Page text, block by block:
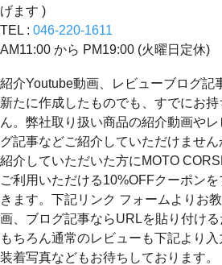
げます )
TEL : 046-220-1611
AM11:00 から PM19:00 (火曜日定休)
紹介Youtube動画、レビューブログ記
新たに作成したものでも、すでにお
ん。弊社取り扱い商品の紹介動画や
グ記事などご紹介していただけません
紹介していただいた方にMOTO
ご利用いただける10%OFFクーポン
きます。下記リンク フォームよりお
画、ブログ記事ならURLを貼り付ける
もちろん通常のレビューも下記より
装着写真などもお待ちしております。